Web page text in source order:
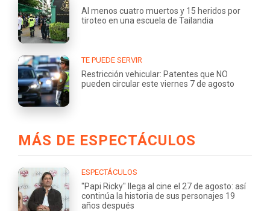
Al menos cuatro muertos y 15 heridos por
tiroteo en una escuela de Tailandia
TE PUEDE SERVIR
Restricción vehicular: Patentes que NO
pueden circular este viernes 7 de agosto
MÁS DE ESPECTÁCULOS
ESPECTÁCULOS
"Papi Ricky" llega al cine el 27 de agosto: así
continúa la historia de sus personajes 19
años después